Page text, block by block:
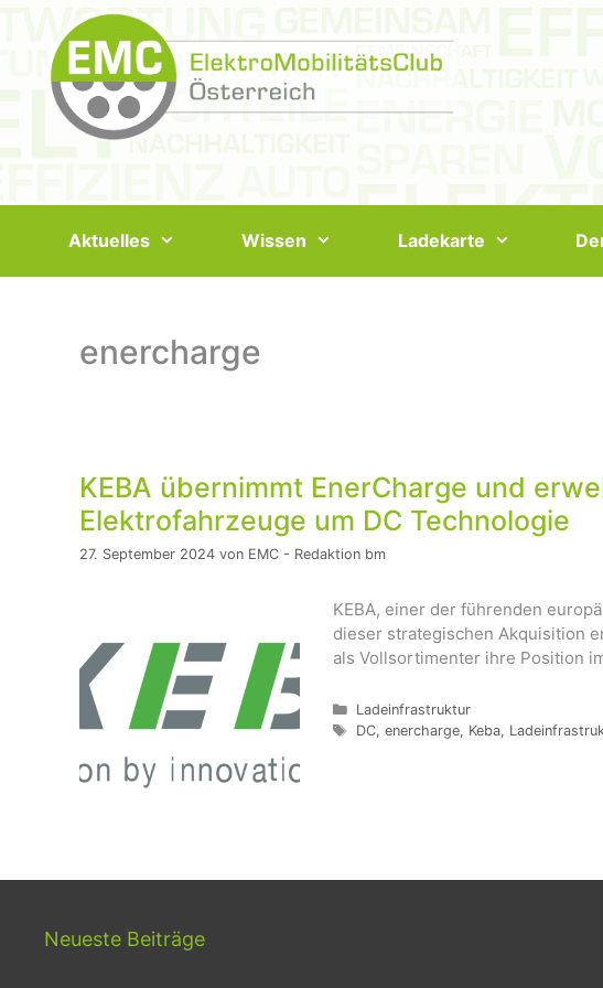
Aktuelles Wissen Ladekarte
enercharge
KEBA übernimmt EnerCharge und
Elektrofahrzeuge um DC Technologie
27. September 2024 von EMC - Redaktion bm
KEBA, einer der führenden
dieser strategischen Akquisition
als Vollsortimenter ihre Position
Kategorien
Ladeinfrastruktur
Schlagwörter
DC, enercharge, Keba,
Neueste Beiträge